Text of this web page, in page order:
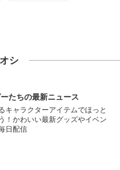
シ
たちの最新ニュース
キャラクターアイテムでほっと
！かわいい最新グッズやイベン
日配信